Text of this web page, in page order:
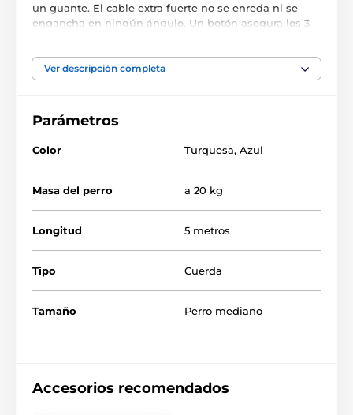
un guante. El cable extra fuerte no se enreda ni se
engancha en ningún ángulo. Un botón asegura los 3
manejo cómodo y fácil y, por lo tanto, un control fiable.
Cualquiera que tenga un perro sabe que una reacción
situación de crisis, y no sólo durante los paseos.
fácilmente!
Ver descripción completa
Parámetros
Color Turquesa, Azul
Masa del perro a 20 kg
Longitud 5 metros
Tipo Cuerda
Tamaño Perro mediano
Accesorios recomendados